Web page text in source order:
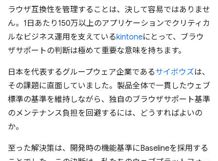
ラウザ互換性を管理することは、決して容易ではありませ
ん。1日あたり150万以上のアプリケーションでクリティカ
ルなビジネス運用を支えているkintoneにとって、ブラウ
ザサポートの判断は極めて重要な意味を持ちます。
日本を代表するグループウェア企業であるサイボウズは、
その課題に直面していました。製品全体で一貫したウェブ
標準の基準を維持しながら、独自のブラウザサポート基準
のメンテナンス負担を回避するには、どうすればよいの
か。
至った解決策は、開発時の機能基準にBaselineを採用する